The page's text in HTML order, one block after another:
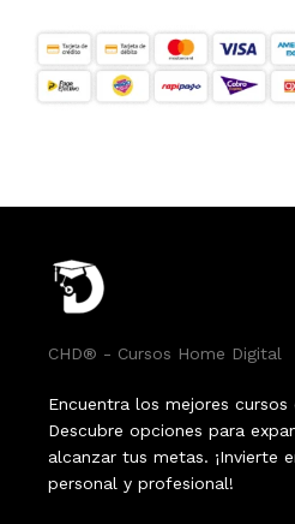
CHD® - Cursos Home Digital
Encuentra los mejores
Descubre opciones para
alcanzar tus metas. ¡Invierte
personal y profesional!